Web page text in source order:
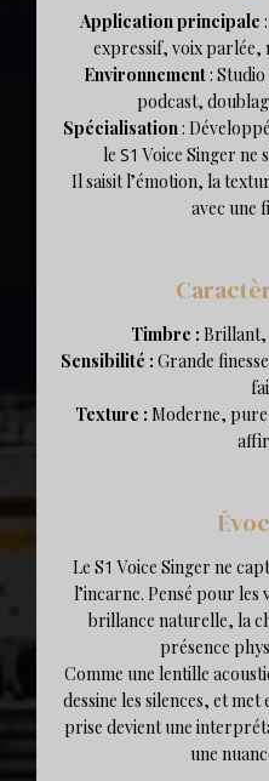
Application principale
expressif, voix
Environnement: Studio
podcast,
Spécialisation:
le S1 Voice Singer ne
Il saisit l’émotion, la
avec une
Timbre : Brillant,
Sensibilité : Grande
Texture : Moderne,
Le S1 Voice Singer ne
l’incarne. Pensé pour les
brillance naturelle, la
présence
Comme une lentille
dessine les silences, et
prise devient une
une